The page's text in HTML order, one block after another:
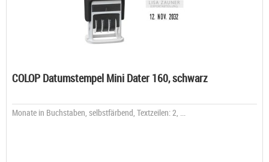
COLOP Datumstempel Mini Dater 160, schwarz
Monate in Buchstaben, selbstfärbend, Textzeilen: 2, ...